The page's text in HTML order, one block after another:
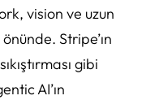
vision ve uzun
Stripe’ın
gibi
AI’ın